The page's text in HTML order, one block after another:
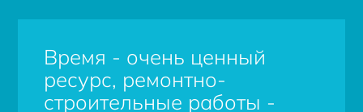
Время - очень ценный
ресурс, ремонтно-
строительные работы -